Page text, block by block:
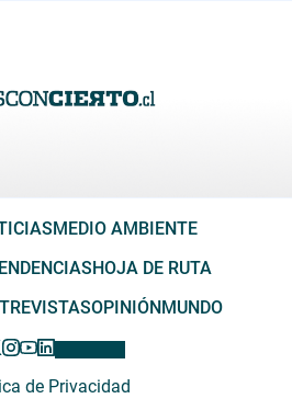
MEDIO AMBIENTE
HOJA DE RUTA
OPINIÓNMUNDO
de Privacidad